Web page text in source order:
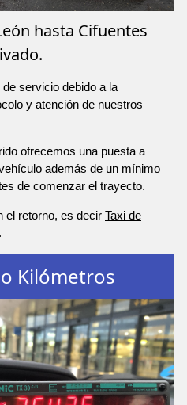
hasta Cifuentes
servicio debido a la
y atención de nuestros
ofrecemos una puesta a
además de un mínimo
de comenzar el trayecto.
el retorno, es decir Taxi de
.
Kilómetros